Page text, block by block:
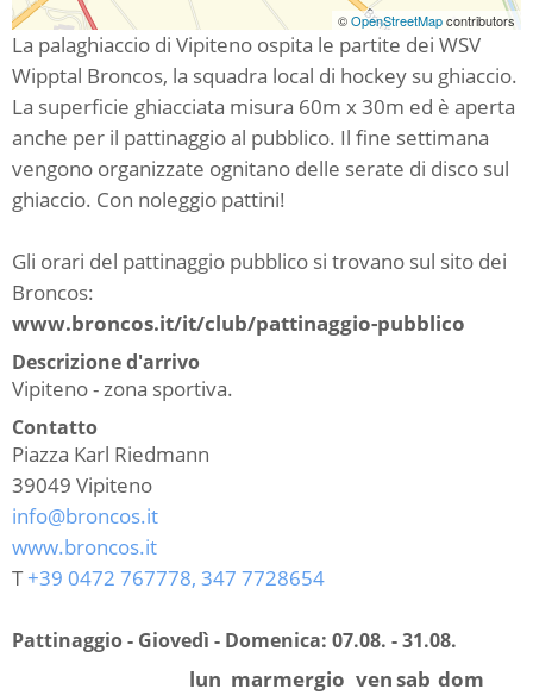
©OpenStreetMapcontributors
La palaghiaccio di Vipiteno ospita le partite dei WSV
Wipptal Broncos, la squadra local di hockey su ghiaccio.
La superficie ghiacciata misura 60m x 30m ed è aperta
anche per il pattinaggio al pubblico. Il fine settimana
vengono organizzate ognitano delle serate di disco sul
ghiaccio. Con noleggio pattini!
Gli orari del pattinaggio pubblico si trovano sul sito dei
Broncos:
www.broncos.it/it/club/pattinaggio-pubblico
Descrizione d'arrivo
Vipiteno - zona sportiva.
Contatto
Piazza Karl Riedmann
39049 Vipiteno
info@broncos.it
www.broncos.it
T+39 0472 767778, 347 7728654
Pattinaggio - Giovedì - Domenica: 07.08. - 31.08.
lun marmergio vensab dom